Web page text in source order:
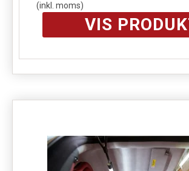
(inkl. moms)
VIS